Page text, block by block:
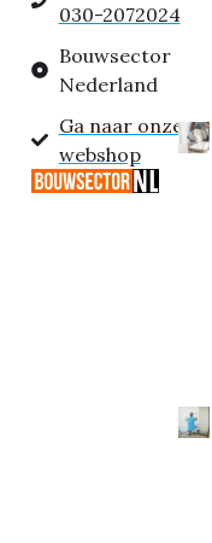
030-2072024
Bouwsector
Nederland
Ga naar onze
webshop